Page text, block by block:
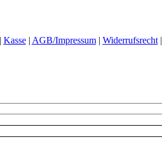
Kasse| AGB/Impressum| Widerrufsrecht|